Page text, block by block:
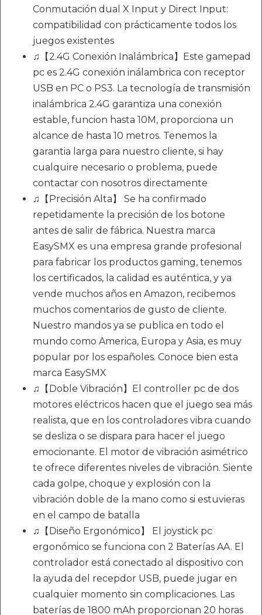
Conmutación dual X Input y Direct Input:
compatibilidad con prácticamente todos los
juegos existentes
♫【2.4G Conexión Inalámbrica】Este gamepad
pc es 2.4G conexión inálambrica con receptor
USB en PC o PS3. La tecnología de transmisión
inalámbrica 2.4G garantiza una conexión
estable, funcion hasta 10M, proporciona un
alcance de hasta 10 metros. Tenemos la
garantia larga para nuestro cliente, si hay
cualquire necesario o problema, puede
contactar con nosotros directamente
♫【Precisión Alta】 Se ha confirmado
repetidamente la precisión de los botone
antes de salir de fábrica. Nuestra marca
EasySMX es una empresa grande profesional
para fabricar los productos gaming, tenemos
los certificados, la calidad es auténtica, y ya
vende muchos años en Amazon, recibemos
muchos comentarios de gusto de cliente.
Nuestro mandos ya se publica en todo el
mundo como America, Europa y Asia, es muy
popular por los españoles. Conoce bien esta
marca EasySMX
♫【Doble Vibración】El controller pc de dos
motores eléctricos hacen que el juego sea más
realista, que en los controladores vibra cuando
se desliza o se dispara para hacer el juego
emocionante. El motor de vibración asimétrico
te ofrece diferentes niveles de vibración. Siente
cada golpe, choque y explosión con la
vibración doble de la mano como si estuvieras
en el campo de batalla
♫【Diseño Ergonómico】 El joystick pc
ergonómico se funciona con 2 Baterías AA. El
controlador está conectado al dispositivo con
la ayuda del recepdor USB, puede jugar en
cualquier momento sin complicaciones. Las
baterías de 1800 mAh proporcionan 20 horas